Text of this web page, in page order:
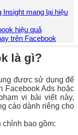
Insight mang lại hiệu
hiệu quả
trên Facebook
là gì?
được sử dụng để
Facebook Ads hoặc
vi bài viết này,
cáo dành riêng cho
chỉnh bao gồm: